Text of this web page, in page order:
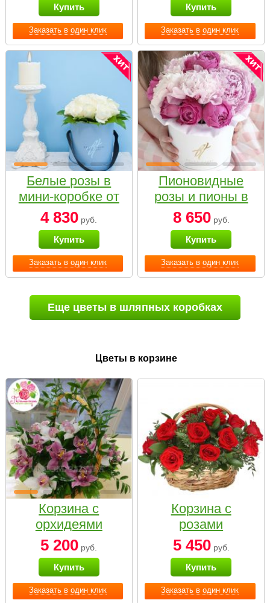
Заказать в один клик
Купить
Заказать в один клик
Купить
Заказать в один клик
Белые розы в
мини-коробке от
Bella Fiori
4 830 руб.
Купить
Заказать в один клик
Пионовидные
розы и пионы в
белой коробке
Small
8 650руб.
Купить
Еще цветы в шляпных коробках
Цветы в корзине
Заказать в один клик
Корзина с
орхидеями
малая
5 200 руб.
Купить
Заказать в один клик
Корзина с
розами
«Красный
Париж»
5 450руб.
Купить